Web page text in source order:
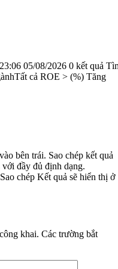
05/08/2026 0 kết quả
cả ROE > (%) Tăng
bên trái. Sao chép kết quả
đầy đủ định dạng.
chép Kết quả sẽ hiển thị ở
khai. Các trường bắt